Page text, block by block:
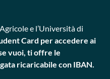
e l’Università di
Card per accedere ai
vuoi, ti offre le
ricaricabile con IBAN.